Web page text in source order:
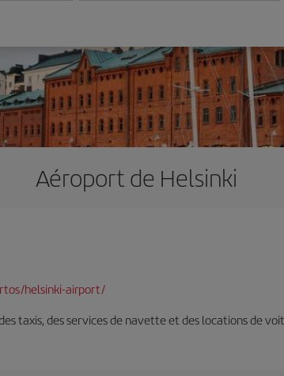
Aéroport de Helsinki
helsinki-airport/
taxis, des services de navette et des locations de